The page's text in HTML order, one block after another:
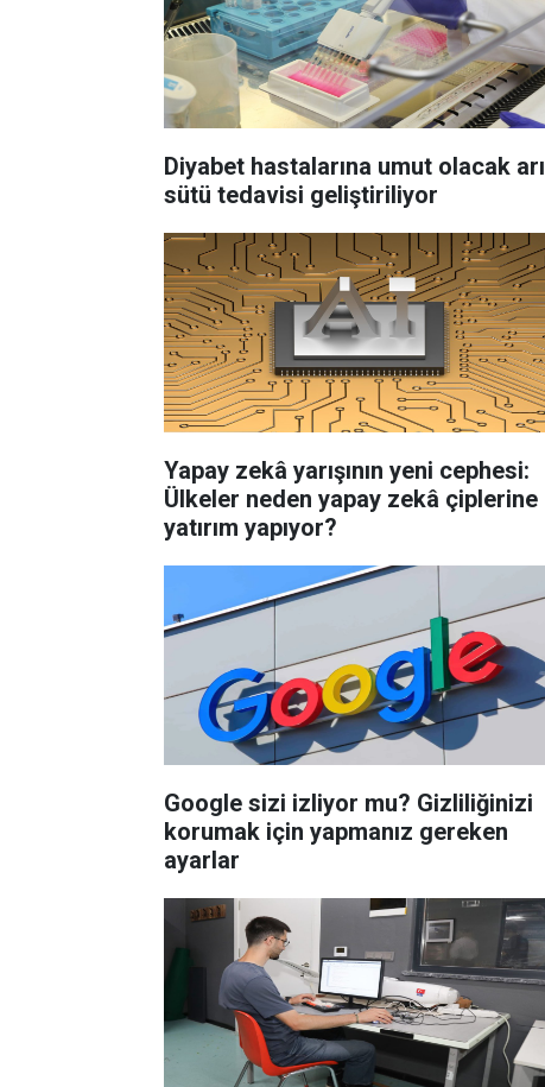
Diyabet hastalarına umut olacak arı
sütü tedavisi geliştiriliyor
Yapay zekâ yarışının yeni cephesi:
Ülkeler neden yapay zekâ çiplerine
yatırım yapıyor?
Google sizi izliyor mu? Gizliliğinizi
korumak için yapmanız gereken
ayarlar